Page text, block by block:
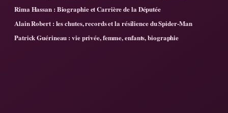
Rima Hassan : Biographie et Carrière de la Députée
Alain Robert : les chutes, records et la résilience du Spider-Man
Patrick Guérineau : vie privée, femme, enfants, biographie